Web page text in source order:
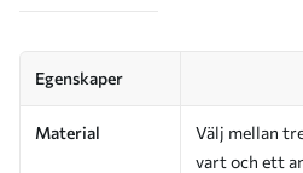
Egenskaper
Material
Välj mellan
vart och ett